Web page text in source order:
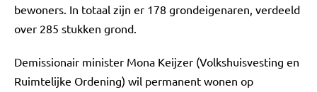
bewoners. In totaal zijn er 178 grondeigenaren, verdeeld
over 285 stukken grond.
Demissionair minister Mona Keijzer (Volkshuisvesting en
Ruimtelijke Ordening) wil permanent wonen op